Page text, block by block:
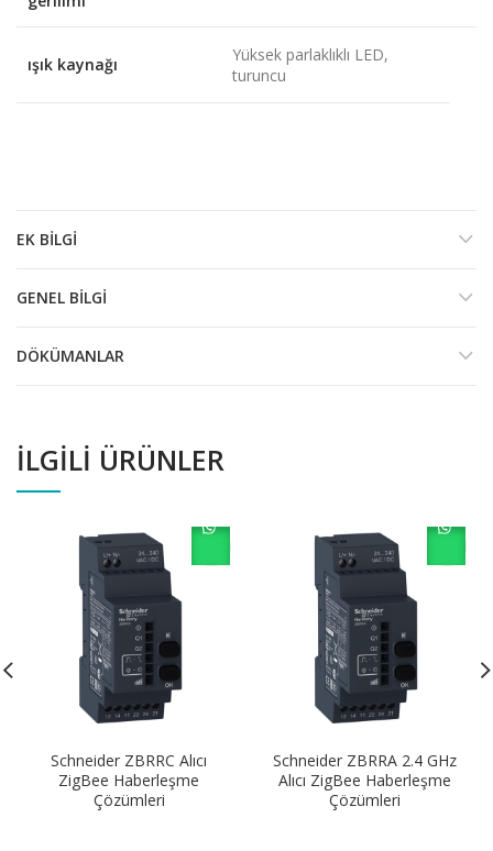
ışık kaynağı
Yüksek parlaklıklı LED,
turuncu
EK BILGI
GENEL BILGI
DÖKÜMANLAR
İLGILI ÜRÜNLER
Schneider ZBRRC Alıcı
ZigBee Haberleşme
Çözümleri
Schneider ZBRRA 2.4 GHz
Alıcı ZigBee Haberleşme
Çözümleri